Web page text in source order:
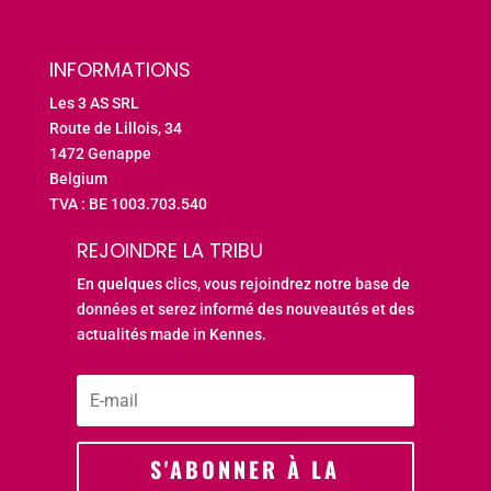
INFORMATIONS
Les 3 AS SRL
Route de Lillois, 34
1472 Genappe
Belgium
TVA : BE 1003.703.540
REJOINDRE LA TRIBU
En quelques clics, vous rejoindrez notre base de
données et serez informé des nouveautés et des
actualités made in Kennes.
S'ABONNER À LA